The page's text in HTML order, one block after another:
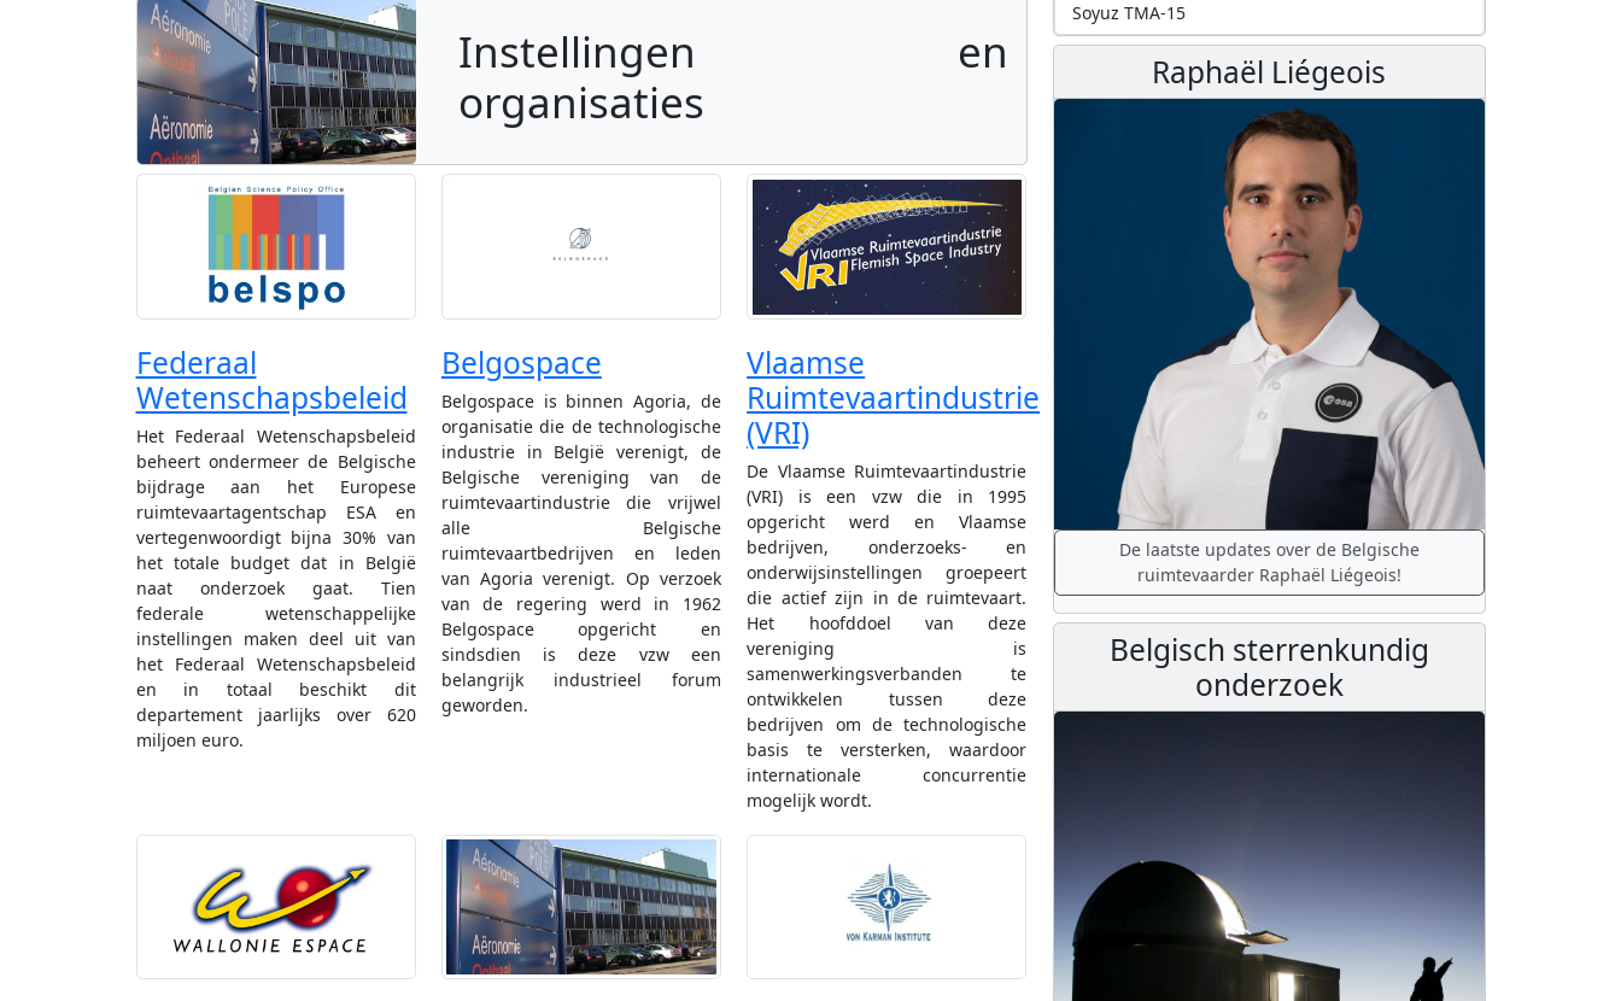
Instellingen en
organisaties
Federaal
Wetenschapsbeleid
Het Federaal Wetenschapsbeleid
beheert ondermeer de Belgische
bijdrage aan het Europese
ruimtevaartagentschap ESA en
vertegenwoordigt bijna 30% van
het totale budget dat in België
naat onderzoek gaat. Tien
federale wetenschappelijke
instellingen maken deel uit van
het Federaal Wetenschapsbeleid
en in totaal beschikt dit
departement jaarlijks over 620
miljoen euro.
Belgospace
Belgospace is binnen Agoria, de
organisatie die de technologische
industrie in België verenigt, de
Belgische vereniging van de
ruimtevaartindustrie die vrijwel
alle Belgische
ruimtevaartbedrijven en leden
van Agoria verenigt. Op verzoek
van de regering werd in 1962
Belgospace opgericht en
sindsdien is deze vzw een
belangrijk industrieel forum
geworden.
Vlaamse
Ruimtevaartindustrie
(VRI)
De Vlaamse Ruimtevaartindustrie
(VRI) is een vzw die in 1995
opgericht werd en Vlaamse
bedrijven, onderzoeks- en
onderwijsinstellingen groepeert
die actief zijn in de ruimtevaart.
Het hoofddoel van deze
vereniging is
samenwerkingsverbanden te
ontwikkelen tussen deze
bedrijven om de technologische
basis te versterken, waardoor
internationale concurrentie
mogelijk wordt.
Soyuz TMA-15
Raphaël Liégeois
De laatste updates over de Belgische
ruimtevaarder Raphaël Liégeois!
Belgisch sterrenkundig
onderzoek